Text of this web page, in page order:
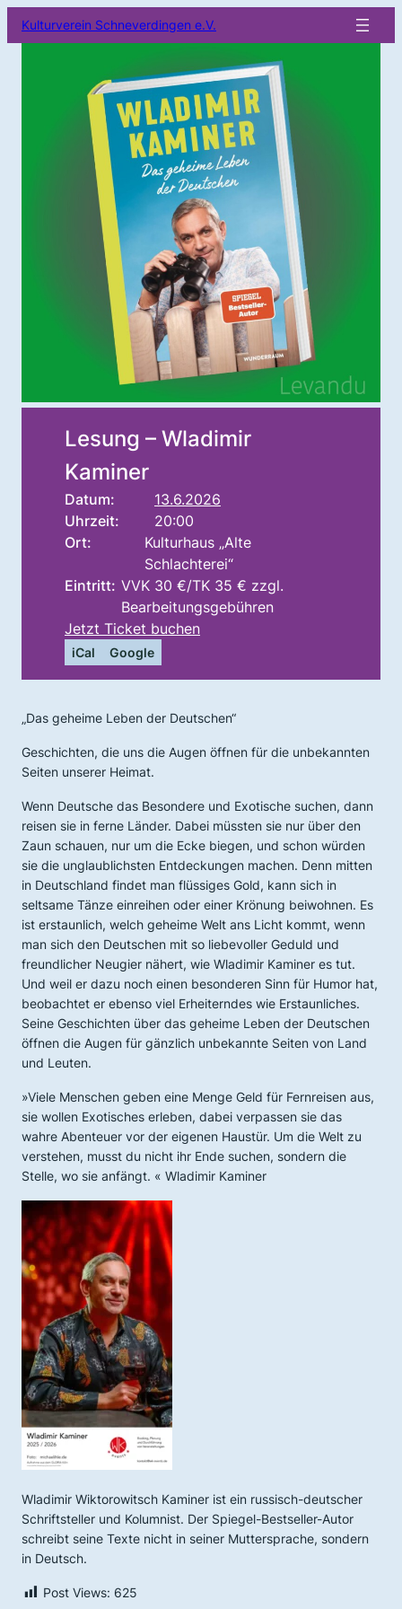
Kulturverein Schneverdingen e.V.
Lesung – Wladimir
Kaminer
Datum:
13.6.2026
Uhrzeit:
20:00
Ort:
Kulturhaus „Alte
Schlachterei“
Eintritt: VVK 30 €/TK 35 € zzgl.
Bearbeitungsgebühren
Jetzt Ticket buchen
iCal Google
„Das geheime Leben der Deutschen“
Geschichten, die uns die Augen öffnen für die unbekannten
Seiten unserer Heimat.
Wenn Deutsche das Besondere und Exotische suchen, dann
reisen sie in ferne Länder. Dabei müssten sie nur über den
Zaun schauen, nur um die Ecke biegen, und schon würden
sie die unglaublichsten Entdeckungen machen. Denn mitten
in Deutschland findet man flüssiges Gold, kann sich in
seltsame Tänze einreihen oder einer Krönung beiwohnen. Es
ist erstaunlich, welch geheime Welt ans Licht kommt, wenn
man sich den Deutschen mit so liebevoller Geduld und
freundlicher Neugier nähert, wie Wladimir Kaminer es tut.
Und weil er dazu noch einen besonderen Sinn für Humor hat,
beobachtet er ebenso viel Erheiterndes wie Erstaunliches.
Seine Geschichten über das geheime Leben der Deutschen
öffnen die Augen für gänzlich unbekannte Seiten von Land
und Leuten.
»Viele Menschen geben eine Menge Geld für Fernreisen aus,
sie wollen Exotisches erleben, dabei verpassen sie das
wahre Abenteuer vor der eigenen Haustür. Um die Welt zu
verstehen, musst du nicht ihr Ende suchen, sondern die
Stelle, wo sie anfängt. « Wladimir Kaminer
Wladimir Wiktorowitsch Kaminer ist ein russisch-deutscher
Schriftsteller und Kolumnist. Der Spiegel-Bestseller-Autor
schreibt seine Texte nicht in seiner Muttersprache, sondern
in Deutsch.
Post Views: 625